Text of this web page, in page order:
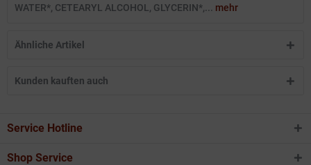
WATER*, CETEARYL ALCOHOL, GLYCERIN*,... mehr
Ähnliche Artikel
Kunden kauften auch
Service Hotline
Shop Service